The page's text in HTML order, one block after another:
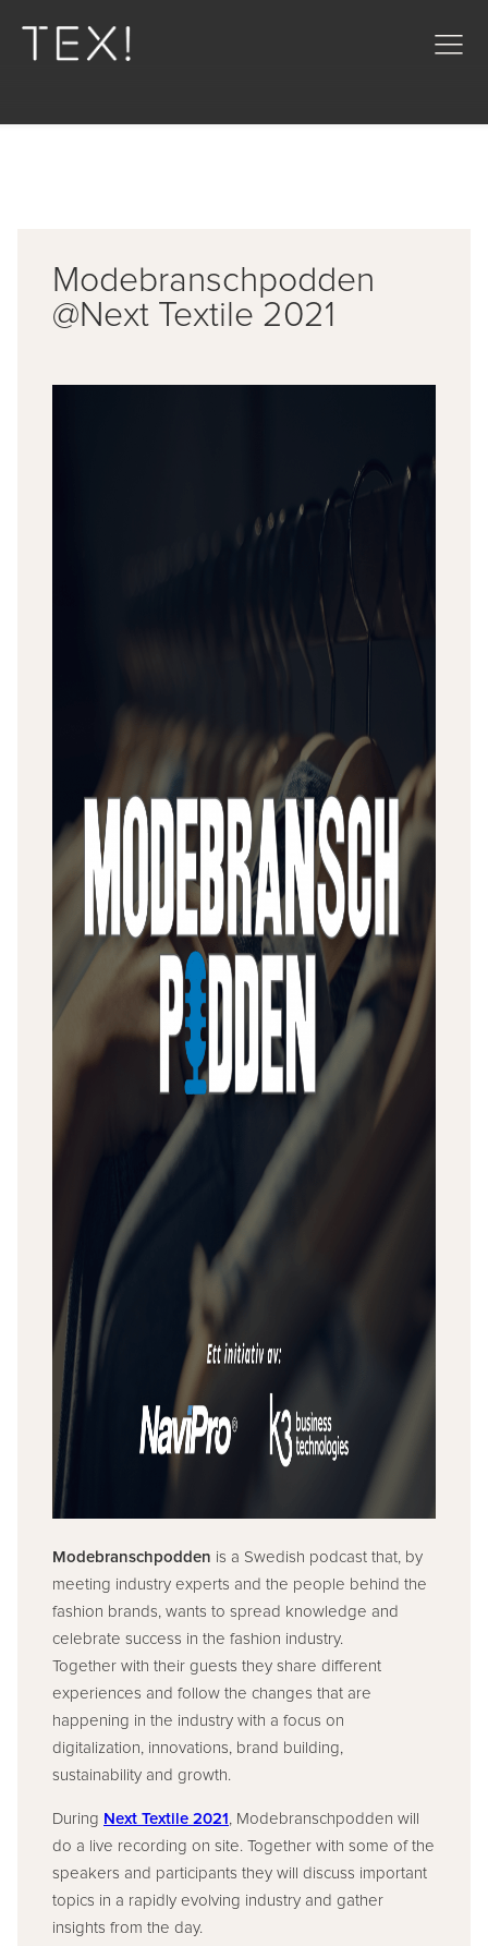
Modebranschpodden
@Next Textile 2021
Modebranschpodden is a Swedish podcast that, by
meeting industry experts and the people behind the
fashion brands, wants to spread knowledge and
celebrate success in the fashion industry.
Together with their guests they share different
experiences and follow the changes that are
happening in the industry with a focus on
digitalization, innovations, brand building,
sustainability and growth.
During Next Textile 2021 , Modebranschpodden will
do a live recording on site. Together with some of the
speakers and participants they will discuss important
topics in a rapidly evolving industry and gather
insights from the day.